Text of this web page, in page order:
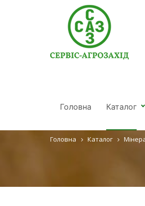
Головна Каталог
Головна Каталог